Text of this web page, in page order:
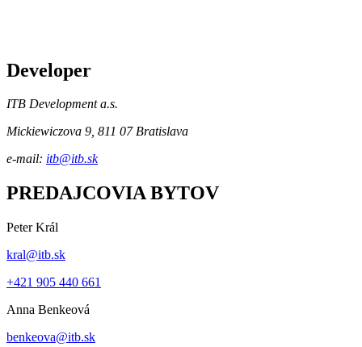
Developer
ITB Development a.s.
Mickiewiczova 9, 811 07 Bratislava
e-mail: itb@itb.sk
PREDAJCOVIA BYTOV
Peter Král
kral@itb.sk
+421 905 440 661
Anna Benkeová
benkeova@itb.sk